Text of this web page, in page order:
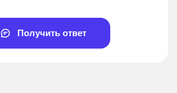
Получить ответ